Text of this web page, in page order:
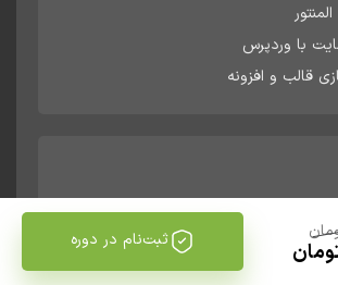
ثبت‌نام در دوره
با وردپرس
قالب و افزونه